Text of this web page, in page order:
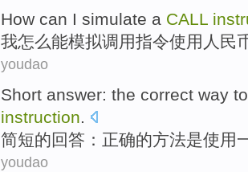
How can I simulate a CALL
我怎么能模拟调用指令使用 人民
youdao
Short answer: the correct way
instruction.
简短的回答 ： 正确的方法是使用
youdao